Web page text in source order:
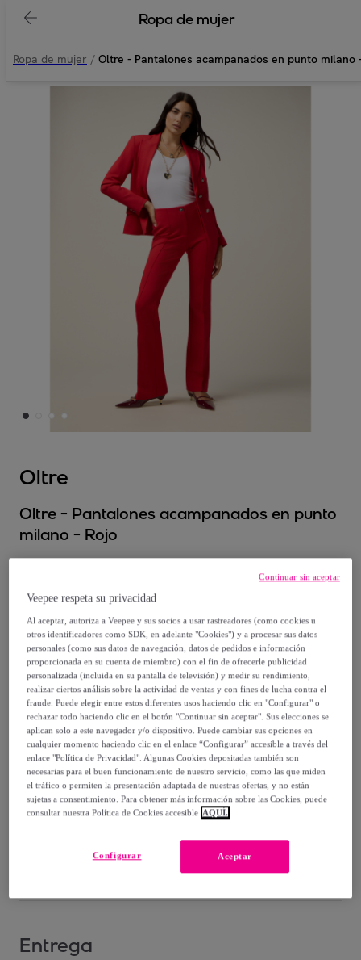
Ropa de mujer
Ropa de mujer / Oltre - Pantalones acampanados en punto milano
Oltre
Oltre - Pantalones acampanados en punto
milano - Rojo
39,96 €
99,90 €
-60%
Rojo Negro
Miroglio Fashion
Entrega
Veepee respeta su privacidad
Al aceptar, autoriza a Veepee y sus socios a usar rastreadores (como cookies u
otros identificadores como SDK, en adelante "Cookies") y a procesar sus datos
personales (como sus datos de navegación, datos de pedidos e información
proporcionada en su cuenta de miembro) con el fin de ofrecerle publicidad
personalizada (incluida en su pantalla de televisión) y medir su rendimiento,
realizar ciertos análisis sobre la actividad de ventas y con fines de lucha contra el
fraude. Puede elegir entre estos diferentes usos haciendo clic en "Configurar" o
rechazar todo haciendo clic en el botón "Continuar sin aceptar". Sus elecciones se
aplican solo a este navegador y/o dispositivo. Puede cambiar sus opciones en
cualquier momento haciendo clic en el enlace “Configurar” accesible a través del
enlace "Política de Privacidad". Algunas Cookies depositadas también son
necesarias para el buen funcionamiento de nuestro servicio, como las que miden
el tráfico o permiten la presentación adaptada de nuestras ofertas, y no están
sujetas a consentimiento. Para obtener más información sobre las Cookies, puede
consultar nuestra Política de Cookies accesible AQUÍ.
Aceptar
Configurar
Continuar sin aceptar